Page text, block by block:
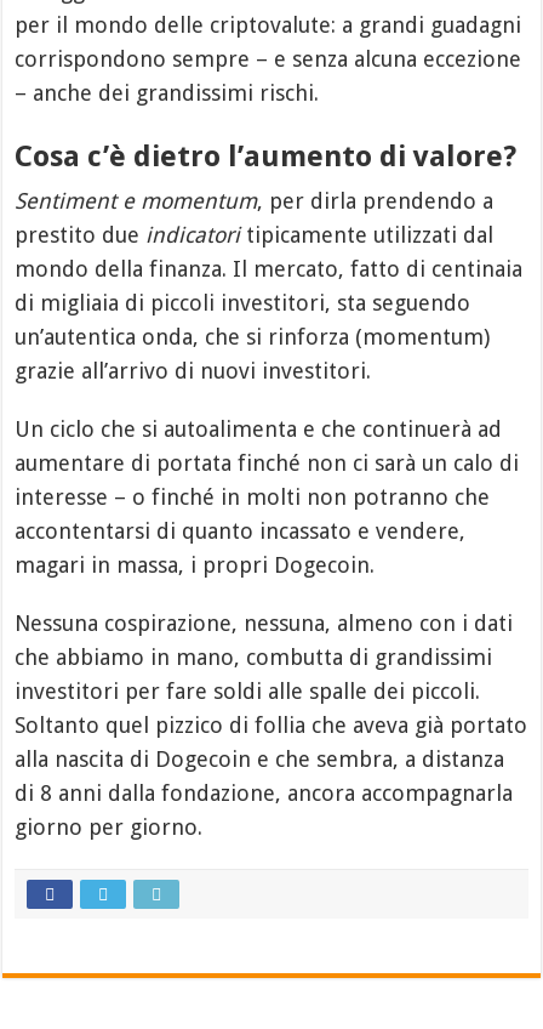
per il mondo delle criptovalute: a grandi guadagni
corrispondono sempre – e senza alcuna eccezione
– anche dei grandissimi rischi.
Cosa c’è dietro l’aumento di valore?
Sentiment e momentum, per dirla prendendo a
prestito due indicatoritipicamente utilizzati dal
mondo della finanza. Il mercato, fatto di centinaia
di migliaia di piccoli investitori, sta seguendo
un’autentica onda, che si rinforza (momentum)
grazie all’arrivo di nuovi investitori.
Un ciclo che si autoalimenta e che continuerà ad
aumentare di portata finché non ci sarà un calo di
interesse – o finché in molti non potranno che
accontentarsi di quanto incassato e vendere,
magari in massa, i propri Dogecoin.
Nessuna cospirazione, nessuna, almeno con i dati
che abbiamo in mano, combutta di grandissimi
investitori per fare soldi alle spalle dei piccoli.
Soltanto quel pizzico di follia che aveva già portato
alla nascita di Dogecoin e che sembra, a distanza
di 8 anni dalla fondazione, ancora accompagnarla
giorno per giorno.